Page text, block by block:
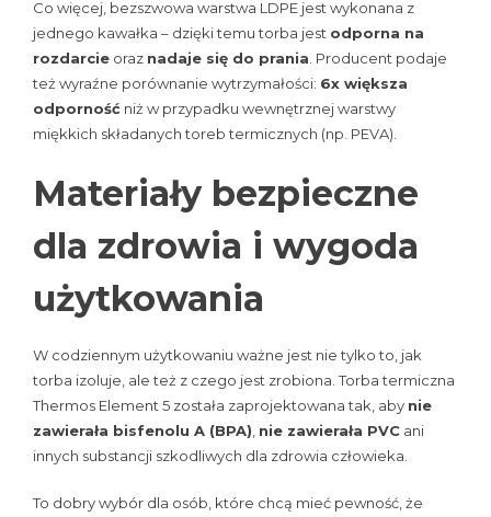
Co więcej, bezszwowa warstwa LDPE jest wykonana z
jednego kawałka – dzięki temu torba jest odporna na
rozdarcie oraz nadaje się do prania . Producent podaje
też wyraźne porównanie wytrzymałości: 6x większa
odporność niż w przypadku wewnętrznej warstwy
miękkich składanych toreb termicznych (np. PEVA).
Materiały bezpieczne
dla zdrowia i wygoda
użytkowania
W codziennym użytkowaniu ważne jest nie tylko to, jak
torba izoluje, ale też z czego jest zrobiona. Torba termiczna
Thermos Element 5 została zaprojektowana tak, aby nie
zawierała bisfenolu A (BPA), nie zawierała PVC ani
innych substancji szkodliwych dla zdrowia człowieka.
To dobry wybór dla osób, które chcą mieć pewność, że